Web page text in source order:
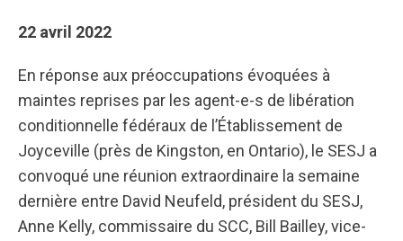
22 avril 2022
En réponse aux préoccupations évoquées à
maintes reprises par les agent-e-s de libération
conditionnelle fédéraux de l’Établissement de
Joyceville (près de Kingston, en Ontario), le SESJ a
convoqué une réunion extraordinaire la semaine
dernière entre David Neufeld, président du SESJ,
Anne Kelly, commissaire du SCC, Bill Bailley, vice-